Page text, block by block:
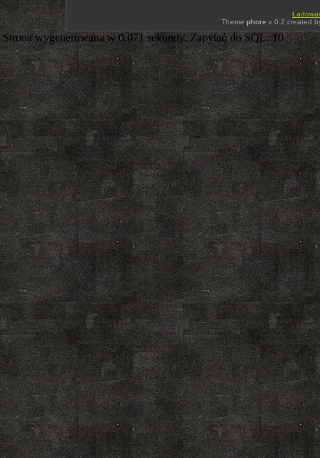
Theme phore v 0.2 created
Strona wygenerowana w 0.071 sekundy. Zapytań do SQL: 10